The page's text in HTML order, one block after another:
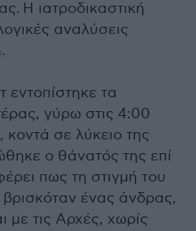
Η ιατροδικαστική
αναλύσεις
εντοπίστηκε τα
γύρω στις 4:00
σε λύκειο της
ο θάνατός της επί
πως τη στιγμή του
βρισκόταν ένας άνδρας,
με τις Αρχές, χωρίς